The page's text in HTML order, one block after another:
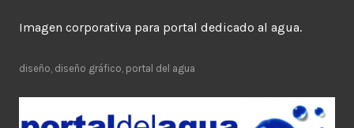
Imagen corporativa para portal dedicado al agua.
diseño diseño gráfico portal del agua